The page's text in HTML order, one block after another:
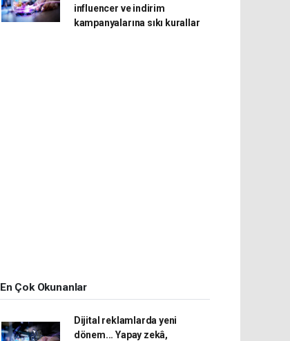
influencer ve indirim
kampanyalarına sıkı kurallar
En Çok Okunanlar
Dijital reklamlarda yeni
dönem... Yapay zekâ,